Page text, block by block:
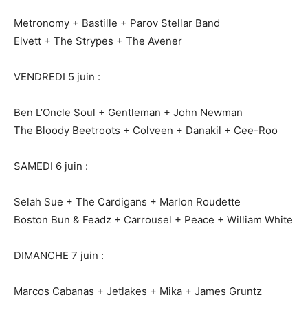
Metronomy + Bastille + Parov Stellar Band
Elvett + The Strypes + The Avener
VENDREDI 5 juin :
Ben L’Oncle Soul + Gentleman + John Newman
The Bloody Beetroots + Colveen + Danakil + Cee-Roo
SAMEDI 6 juin :
Selah Sue + The Cardigans + Marlon Roudette
Boston Bun & Feadz + Carrousel + Peace + William White
DIMANCHE 7 juin :
Marcos Cabanas + Jetlakes + Mika + James Gruntz